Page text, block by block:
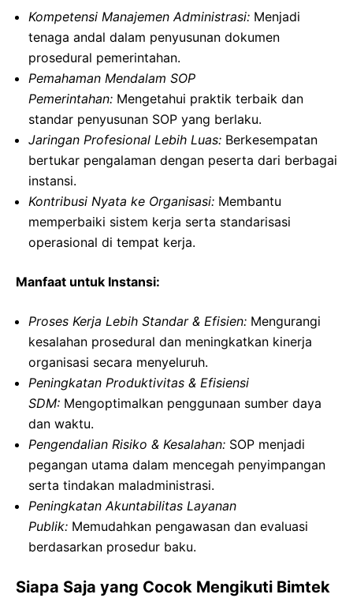
Kompetensi Manajemen Administrasi: Menjadi
tenaga andal dalam penyusunan dokumen
prosedural pemerintahan.
Pemahaman Mendalam SOP
Pemerintahan: Mengetahui praktik terbaik dan
standar penyusunan SOP yang berlaku.
Jaringan Profesional Lebih Luas: Berkesempatan
bertukar pengalaman dengan peserta dari berbagai
instansi.
Kontribusi Nyata ke Organisasi: Membantu
memperbaiki sistem kerja serta standarisasi
operasional di tempat kerja.
Manfaat untuk Instansi:
Proses Kerja Lebih Standar & Efisien: Mengurangi
kesalahan prosedural dan meningkatkan kinerja
organisasi secara menyeluruh.
Peningkatan Produktivitas & Efisiensi
SDM: Mengoptimalkan penggunaan sumber daya
dan waktu.
Pengendalian Risiko & Kesalahan: SOP menjadi
pegangan utama dalam mencegah penyimpangan
serta tindakan maladministrasi.
Peningkatan Akuntabilitas Layanan
Publik: Memudahkan pengawasan dan evaluasi
berdasarkan prosedur baku.
Siapa Saja yang Cocok Mengikuti Bimtek